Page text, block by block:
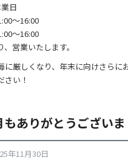
日
～16:00
～16:00
営業いたします。
に厳しくなり、年末に向けさら
さい！
ありがとうございま
年11月30日